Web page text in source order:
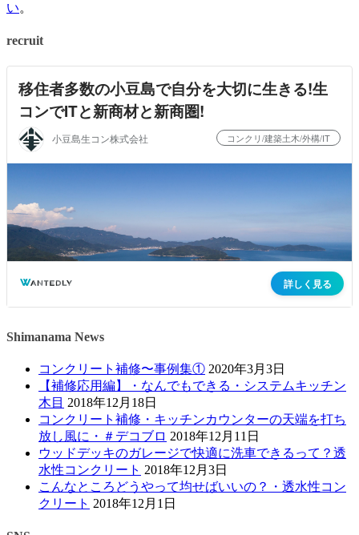
い。
recruit
Shimanama News
コンクリート補修〜事例集① 2020年3月3日
【補修応用編】・なんでもできる・システムキッチン
木目 2018年12月18日
コンクリート補修・キッチンカウンターの天端を打ち
放し風に・＃デコブロ 2018年12月11日
ウッドデッキのガレージで快適に洗車できるって？透
水性コンクリート 2018年12月3日
こんなところどうやって均せばいいの？・透水性コン
クリート 2018年12月1日